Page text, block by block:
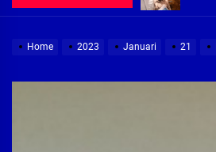
Home 2023 Januari 21